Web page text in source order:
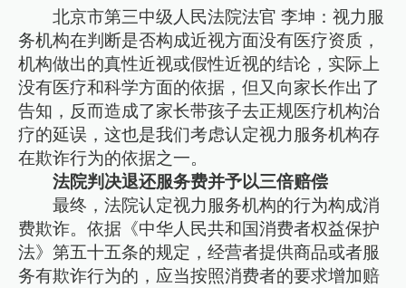
北京市第三中级人民法院法官 李坤：视力服
务机构在判断是否构成近视方面没有医疗资质，
机构做出的真性近视或假性近视的结论，实际上
没有医疗和科学方面的依据，但又向家长作出了
告知，反而造成了家长带孩子去正规医疗机构治
疗的延误，这也是我们考虑认定视力服务机构存
在欺诈行为的依据之一。
法院判决退还服务费并予以三倍赔偿
最终，法院认定视力服务机构的行为构成消
费欺诈。依据《中华人民共和国消费者权益保护
法》第五十五条的规定，经营者提供商品或者服
务有欺诈行为的，应当按照消费者的要求增加赔